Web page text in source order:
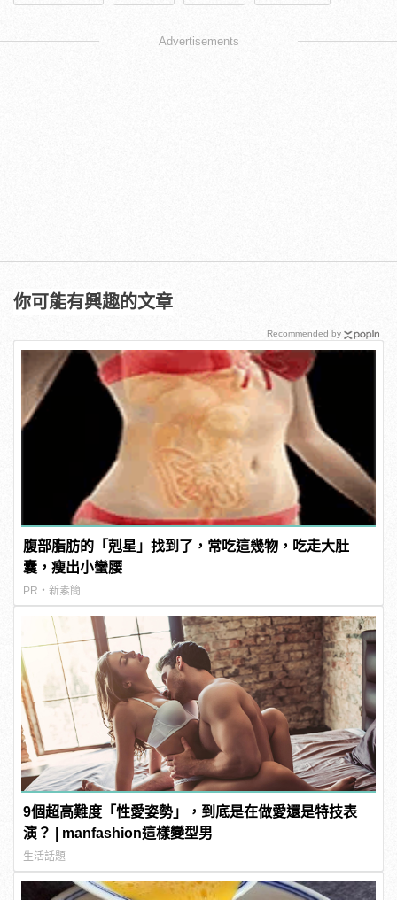
Advertisements
你可能有興趣的文章
腹部脂肪的「剋星」找到了，常吃這幾物，吃走大肚
囊，瘦出小蠻腰
PR・新素簡
9個超高難度「性愛姿勢」，到底是在做愛還是特技表
演？ | manfashion這樣變型男
生活話題
Recommended by